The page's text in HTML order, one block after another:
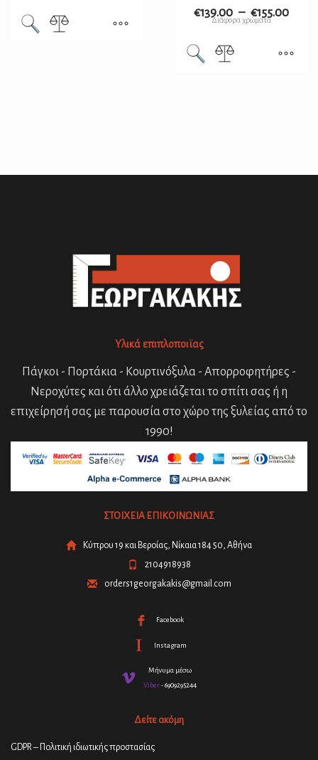
Διάφορα χρώματα
€139.00 – €155.00
Υλικά επιπλοποιϊας
Πάγκοι - Πορτάκια - Κουρτινόξυλα - Απορροφητήρες -
Νεροχύτες και ότι άλλο χρειάζεται το σπίτι σας ή η
επιχείρησή σας με παρουσία στο χώρο της ξυλείας από το
1990!
ΣΤΟΙΧΕΙΑ ΕΠΙΚΟΙΝΩΝΙΑΣ
Κύπρου 19 και Βεροίας, Νίκαια 184 50, Αθήνα
2104918938
orders1georgakakis@gmail.com
Facebook
Instagram
Μήνυμα μέσω
Viber- 6909295244
Δείτε ακόμη
GDPR – Πολιτική ιδιωτικής προστασίας